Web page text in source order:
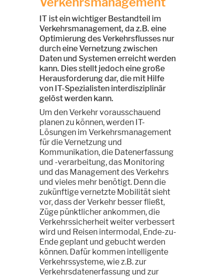
IT ist ein wichtiger Bestandteil im
Verkehrsmanagement, da z.B. eine
Optimierung des Verkehrsflusses nur
durch eine Vernetzung zwischen
Daten und Systemen erreicht werden
kann. Dies stellt jedoch eine große
Herausforderung dar, die mit Hilfe
von IT-Spezialisten interdisziplinär
gelöst werden kann.
Um den Verkehr vorausschauend
planen zu können, werden IT-
Lösungen im Verkehrsmanagement
für die Vernetzung und
Kommunikation, die Datenerfassung
und -verarbeitung, das Monitoring
und das Management des Verkehrs
und vieles mehr benötigt. Denn die
zukünftige vernetzte Mobilität sieht
vor, dass der Verkehr besser fließt,
Züge pünktlicher ankommen, die
Verkehrssicherheit weiter verbessert
wird und Reisen intermodal, Ende-zu-
Ende geplant und gebucht werden
können. Dafür kommen intelligente
Verkehrssysteme, wie z.B. zur
Verkehrsdatenerfassung und zur